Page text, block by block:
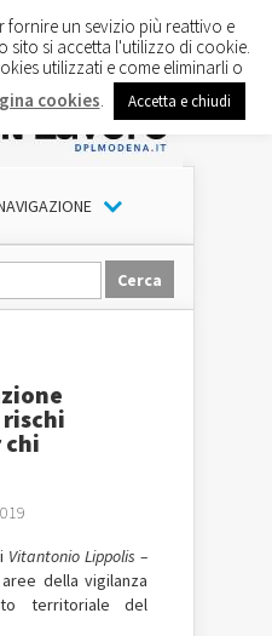
chi
Vitantonio Lippolis –
della vigilanza
territoriale del
fornire un sevizio più reattivo e
sito si accetta l'utilizzo di cookie.
utilizzati e come eliminarli o
cookies Accetta e chiudi